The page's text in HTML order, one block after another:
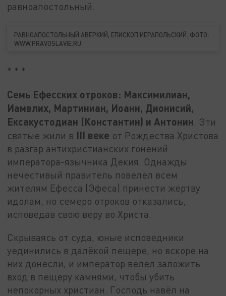
равноапостольный.
РАВНОАПОСТОЛЬНЫЙ АВЕРКИЙ, ЕПИСКОП ИЕРАПОЛЬСКИЙ. ФОТО:
WWW.PRAVOSLAVIE.RU
* * *
Семь Ефесских отроков: Максимилиан,
Иамвлих, Мартиниан, Иоанн, Дионисий,
Ексакустодиан (Константин) и Антонин . Эти
святые жили в III веке от Рождества Христова
в разгар антихристианских гонений
императора-язычника Декия. Однажды
нечестивый правитель повелел всем
жителям Ефесса (Эфеса) принести жертву
идолам, но семеро отроков отказались,
исповедав свою веру во Христа.
Скрываясь от суда, юные исповедники
уединились в далёкой пещере, но вскоре на
них донесли, и император велел заложить
вход в пещеру камнями, чтобы убить
непокорных христиан. Господь навёл на